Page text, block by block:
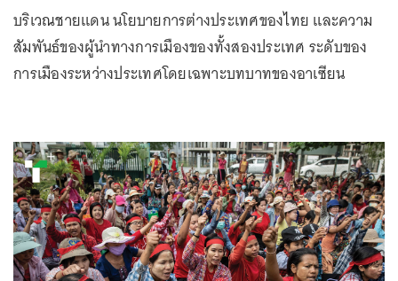
บริเวณชายแดน นโยบายการต่างประเทศของไทย และความ
สัมพันธ์ของผู้นำทางการเมืองของทั้งสองประเทศ ระดับของ
การเมืองระหว่างประเทศโดยเฉพาะบทบาทของอาเซียน